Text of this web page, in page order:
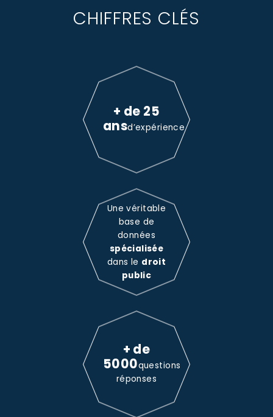
CHIFFRES CLÉS
+ de 25
ansd’expérience
Une véritable
base de
données
spécialisée
dans le droit
public
+ de
5000questions
réponses